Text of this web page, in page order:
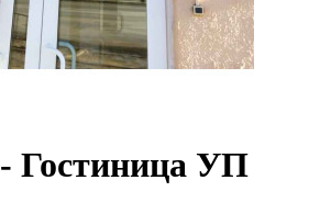
Гостиница УП